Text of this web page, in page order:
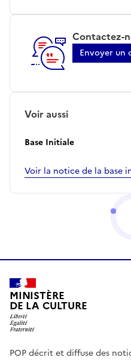
Contactez-
Envoyer un
Voir aussi
Base Initiale
Voir la notice de la base
MINISTÈRE
DE LA CULTURE
POP décrit et diffuse des